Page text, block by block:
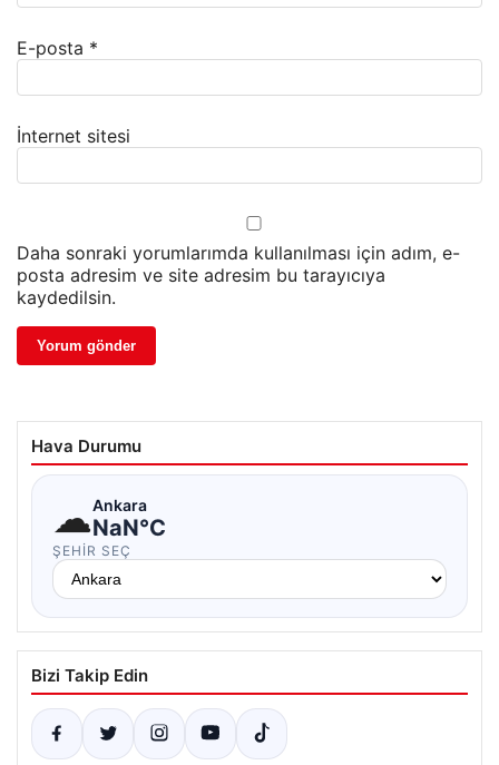
E-posta *
İnternet sitesi
Daha sonraki yorumlarımda kullanılması için adım, e-
posta adresim ve site adresim bu tarayıcıya
kaydedilsin.
Hava Durumu
☁Ankara
NaN°C
ŞEHIR SEÇ
Bizi Takip Edin